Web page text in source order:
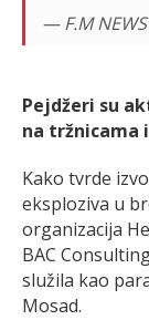
— F.M
Pejdžeri su
na tržnicama
Kako tvrde
eksploziva u
organizacija
BAC
služila kao
Mosad.